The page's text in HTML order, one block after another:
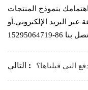
بنموذج المنتجات
، ثم سنتواصل معك خلال 24 ساعة عبر البريد الإلكتروني.أو
بنا 86-15295064719
التالي : التي قبلناها؟